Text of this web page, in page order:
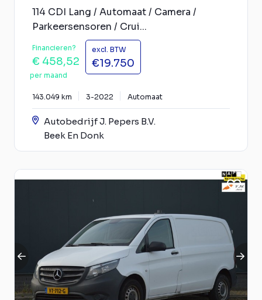
114 CDI Lang / Automaat / Camera /
Parkeersensoren / Crui...
Financieren?
€ 458,52
per maand
excl. BTW
€19.750
143.049 km 3-2022 Automaat
Autobedrijf J. Pepers B.V.
Beek En Donk